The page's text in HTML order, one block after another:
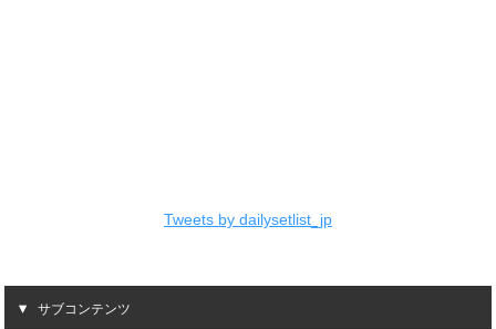
Tweets by dailysetlist_jp
サブコンテンツ